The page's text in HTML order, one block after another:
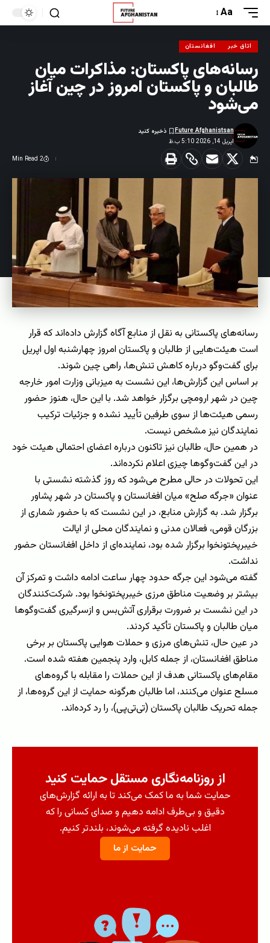
Aa
اتاق خبر افغانستان
رسانه‌های پاکستان: مذاکرات میان
طالبان و پاکستان امروز در چین آغاز
می‌شود
اپریل 14, 2026 5:10 ب.ظ
Future Afghanistsan
2 Min Read
رسانه‌های پاکستانی به نقل از منابع آگاه گزارش داده‌اند که قرار
است هیئت‌هایی از طالبان و پاکستان امروز چهارشنبه اول اپریل
برای گفت‌وگو درباره کاهش تنش‌ها، راهی چین شوند.
بر اساس این گزارش‌ها، این نشست به میزبانی وزارت امور خارجه
چین در شهر ارومچی برگزار خواهد شد. با این حال، هنوز حضور
رسمی هیئت‌ها از سوی طرفین تأیید نشده و جزئیات ترکیب
نمایندگان نیز مشخص نیست.
در همین حال، طالبان نیز تاکنون درباره اعضای احتمالی هیئت خود
در این گفت‌وگوها چیزی اعلام نکرده‌اند.
این تحولات در حالی مطرح می‌شود که روز گذشته نشستی با
عنوان «جرگه صلح» میان افغانستان و پاکستان در شهر پشاور
برگزار شد. به گزارش منابع، در این نشست که با حضور شماری از
بزرگان قومی، فعالان مدنی و نمایندگان محلی از ایالت
خیبرپختونخوا برگزار شده بود، نماینده‌ای از داخل افغانستان حضور
نداشت.
گفته می‌شود این جرگه حدود چهار ساعت ادامه داشت و تمرکز آن
بیشتر بر وضعیت مناطق مرزی خیبرپختونخوا بود. شرکت‌کنندگان
در این نشست بر ضرورت برقراری آتش‌بس و ازسرگیری گفت‌وگوها
میان طالبان و پاکستان تأکید کردند.
در عین حال، تنش‌های مرزی و حملات هوایی پاکستان بر برخی
مناطق افغانستان، از جمله کابل، وارد پنجمین هفته شده است.
مقام‌های پاکستانی هدف از این حملات را مقابله با گروه‌های
مسلح عنوان می‌کنند، اما طالبان هرگونه حمایت از این گروه‌ها، از
جمله تحریک طالبان پاکستان (تی‌تی‌پی)، را رد کرده‌اند.
از روزنامه‌نگاری مستقل حمایت کنید
حمایت شما به ما کمک می‌کند تا به ارائه گزارش‌های
دقیق و بی‌طرف ادامه دهیم و صدای کسانی را که
اغلب نادیده گرفته می‌شوند، بلندتر کنیم.
حمایت از ما